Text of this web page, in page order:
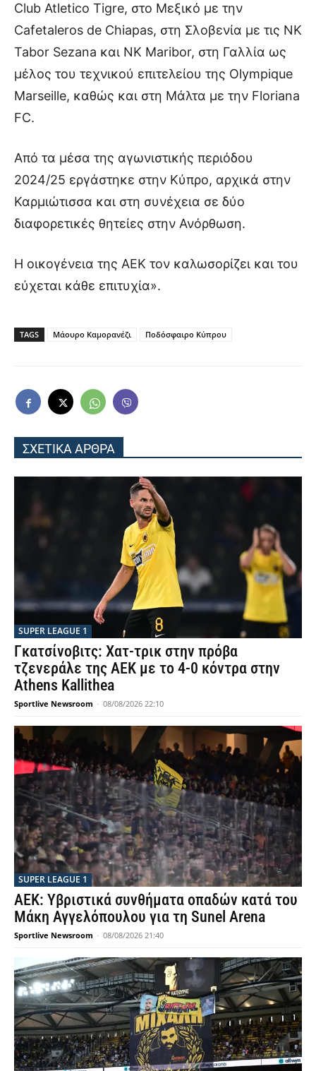
Club Atletico Tigre, στο Μεξικό με την
Cafetaleros de Chiapas, στη Σλοβενία με τις NK
Tabor Sezana και NK Maribor, στη Γαλλία ως
μέλος του τεχνικού επιτελείου της Olympique
Marseille, καθώς και στη Μάλτα με την Floriana
FC.
Από τα μέσα της αγωνιστικής περιόδου
2024/25 εργάστηκε στην Κύπρο, αρχικά στην
Καρμιώτισσα και στη συνέχεια σε δύο
διαφορετικές θητείες στην Ανόρθωση.
Η οικογένεια της ΑΕΚ τον καλωσορίζει και του
εύχεται κάθε επιτυχία».
TAGS Μάουρο Καμορανέζι Ποδόσφαιρο Κύπρου
ΣΧΕΤΙΚΑ ΑΡΘΡΑ
SUPER LEAGUE 1
Γκατσίνοβιτς: Χατ-τρικ στην πρόβα
τζενεράλε της ΑΕΚ με το 4-0 κόντρα στην
Athens Kallithea
Sportlive Newsroom - 08/08/2026 22:10
SUPER LEAGUE 1
ΑΕΚ: Υβριστικά συνθήματα οπαδών κατά του
Μάκη Αγγελόπουλου για τη Sunel Arena
Sportlive Newsroom - 08/08/2026 21:40